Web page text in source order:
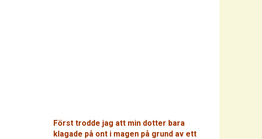
Först trodde jag att min dotter bara
klagade på ont i magen på grund av ett